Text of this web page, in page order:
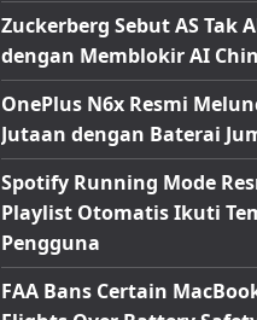
Zuckerberg Sebut AS Tak
dengan Memblokir AI
OnePlus N6x Resmi
Jutaan dengan Baterai
Spotify Running Mode
Playlist Otomatis Ikuti
Pengguna
FAA Bans Certain